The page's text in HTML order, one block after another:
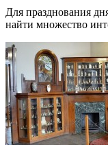
Для празднования
найти множество